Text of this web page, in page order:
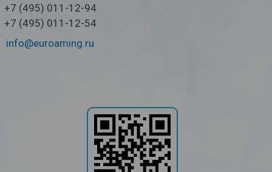
+7 (495) 011-12-94
+7 (495) 011-12-54
info@euroaming.ru